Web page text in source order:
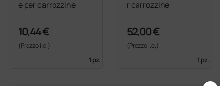
e per carrozzine
10,44 €
(Prezzo i.e.)
1 pz.
r carrozzine
52,00 €
(Prezzo i.e.)
1 pz.